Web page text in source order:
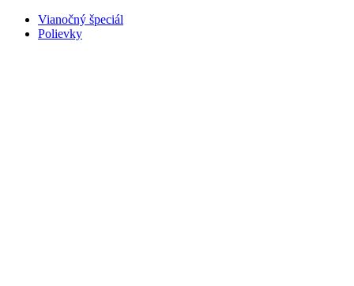
Vianočný špeciál
Polievky